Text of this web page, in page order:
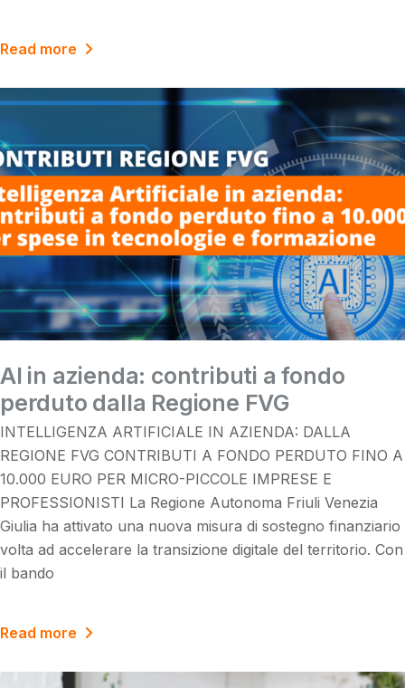
Read more
AI in azienda: contributi a fondo
perduto dalla Regione FVG
INTELLIGENZA ARTIFICIALE IN AZIENDA: DALLA
REGIONE FVG CONTRIBUTI A FONDO PERDUTO FINO A
10.000 EURO PER MICRO-PICCOLE IMPRESE E
PROFESSIONISTI La Regione Autonoma Friuli Venezia
Giulia ha attivato una nuova misura di sostegno finanziario
volta ad accelerare la transizione digitale del territorio. Con
il bando
Read more